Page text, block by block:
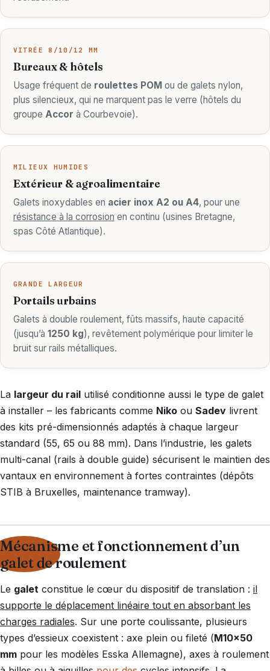
VITRÉE 8/10/12 MM
Bureaux & hôtels
Usage fréquent de roulettes POMou de galets nylon,
plus silencieux, qui ne marquent pas le verre (hôtels du
groupe Accor à Courbevoie).
MILIEUX HUMIDES
Extérieur & agroalimentaire
Galets inoxydables en acier inox A2 ou A4, pour une
résistance à la corrosion en continu (usines Bretagne,
spas Côté Atlantique).
GRANDE LARGEUR
Portails urbains
Galets à double roulement, fûts massifs, haute capacité
(jusqu’à 1250 kg), revêtement polymérique pour limiter le
bruit sur rails métalliques.
La largeur du rail utilisé conditionne aussi le type de galet
à installer – les fabricants comme Niko ou Sadev livrent
des kits pré-dimensionnés adaptés à chaque largeur
standard (55, 65 ou 88 mm). Dans l’industrie, les galets
multi-canal (rails à double guide) sécurisent le maintien des
vantaux en environnement à fortes contraintes (dépôts
STIB à Bruxelles, maintenance tramway).
Mécanisme et fonctionnement d’un
galet de roulement
Le galet constitue le cœur du dispositif de translation : il
supporte le déplacement linéaire tout en absorbant les
charges radiales. Sur une porte coulissante, plusieurs
types d’essieux coexistent : axe plein ou fileté (M10x50
mm pour les modèles Esska Allemagne), axes à roulement